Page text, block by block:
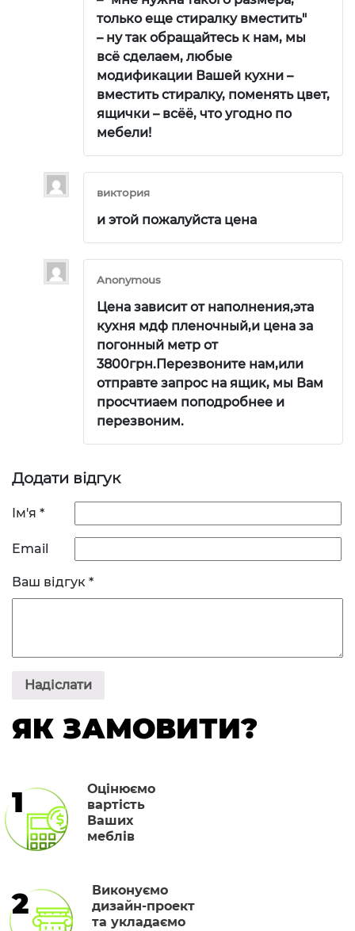
только еще стиралку вместить"
– ну так обращайтесь к нам, мы
всё сделаем, любые
модификации Вашей кухни –
вместить стиралку, поменять цвет,
ящички – всёё, что угодно по
мебели!
виктория
и этой пожалуйста цена
Anonymous
Цена зависит от наполнения,эта
кухня мдф пленочный,и цена за
погонный метр от
3800грн.Перезвоните нам,или
отправте запрос на ящик, мы Вам
просчтиаем поподробнее и
перезвоним.
Додати відгук
Ім'я *
Email
Ваш відгук *
ЯК ЗАМОВИТИ?
1
Оцінюємо
вартість
Ваших
меблів
2
Виконуємо
дизайн-проект
та укладаємо